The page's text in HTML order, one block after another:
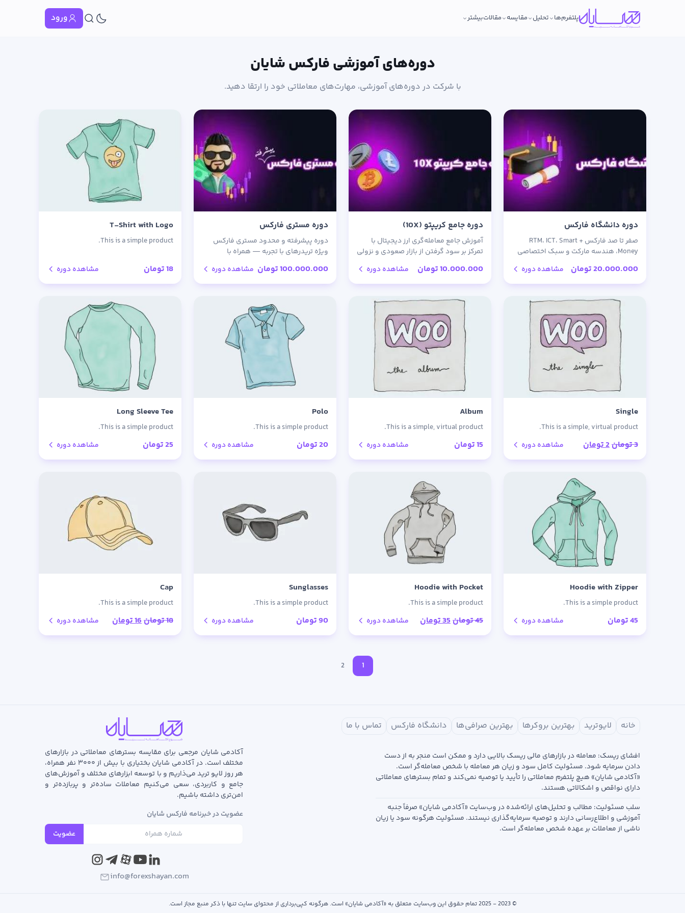
پلتفرم‌ها تحلیل مقایسه مقالاتبیشتر ورود
دوره‌های آموزشی فارکس شایان
با شرکت در دوره‌های آموزشی، مهارت‌های معاملاتی خود را ارتقا دهید.
دوره دانشگاه فارکس
صفر تا صد فارکس + RTM، ICT، Smart
Money، هندسه مارکت و سبک اختصاصی
لایوترید عملی
20.000.000تومان مشاهده دوره
دوره جامع کریپتو (10X)
آموزش جامع معامله‌گری ارز دیجیتال با
تمرکز بر سود گرفتن از بازار صعودی و نزولی
10.000.000تومان مشاهده دوره
دوره مستری فارکس
دوره پیشرفته و محدود مستری فارکس
ویژه تریدرهای با تجربه — همراه با
بازگشت وجه.
100.000.000تومان مشاهده دوره
T-Shirt with Logo
This is a simple product.
18تومان مشاهده دوره
Single
This is a simple, virtual product.
3تومانقیمت
اصلی:
2تومان
فعلی:
مشاهده دوره
Album
This is a simple, virtual product.
15تومان مشاهده دوره
Polo
This is a simple product.
20تومان مشاهده دوره
Long Sleeve Tee
This is a simple product.
25تومان مشاهده دوره
Hoodie with Zipper
This is a simple product.
45تومان مشاهده دوره
Hoodie with Pocket
This is a simple product.
45تومانقیمت
اصلی:
35تومان قیمت
فعلی:
مشاهده دوره
Sunglasses
This is a simple product.
90تومان مشاهده دوره
Cap
This is a simple product.
18تومانقیمت
اصلی:
16تومان قیمت
فعلی:
مشاهده دوره
1
2
خانه لایوترید بهترین بروکرها بهترین صرافی‌ها دانشگاه فارکس تماس با ما
افشای ریسک: معامله در بازارهای مالی ریسک بالایی دارد و ممکن است منجر به از دست
دادن سرمایه شود. مسئولیت کامل سود و زیان هر معامله با شخص معامله‌گر است.
«آکادمی شایان» هیچ پلتفرم معاملاتی را تأیید یا توصیه نمی‌کند و تمام بسترهای معاملاتی
دارای نواقص و اشکالاتی هستند.
سلب مسئولیت: مطالب و تحلیل‌های ارائه‌شده در وب‌سایت «آکادمی شایان» صرفاً جنبه
آموزشی و اطلاع‌رسانی دارند و توصیه سرمایه‌گذاری نیستند. مسئولیت هرگونه سود یا زیان
ناشی از معاملات بر عهده شخص معامله‌گر است.
آکادمی شایان مرجعی برای مقایسه بسترهای معاملاتی در بازارهای
مختلف است. در آکادمی شایان بختیاری با بیش از ۳۰۰۰ نفر همراه،
هر روز لایو ترید می‌ذاریم و با توسعه‌ ابزارهای مختلف و آموزش‌های
جامع و کاربردی، سعی می‌کنیم معاملات ساده‌تر و پربازده‌تر و
امن‌تری داشته باشیم.
عضویت در خبرنامه فارکس شایان
عضویت
info@forexshayan.com
© 2023 - 2025 تمام حقوق این وب‌سایت متعلق به «آکادمی شایان» است. هرگونه کپی‌برداری از محتوای سایت تنها با ذکر منبع مجاز است.